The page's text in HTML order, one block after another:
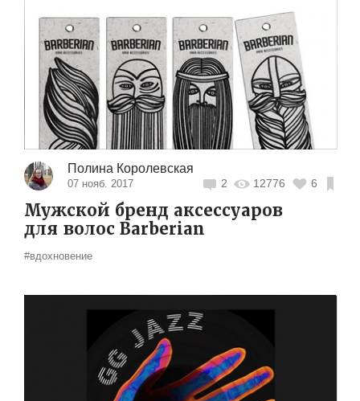
Полина Королевская
07 нояб. 2017 2 12776 6
Мужской бренд аксессуаров
для волос Barberian
#вдохновение